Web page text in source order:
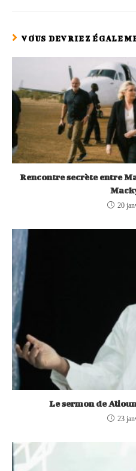
VOUS DEVRIEZ
Rencontre secrète entre
20
Le sermon de
23